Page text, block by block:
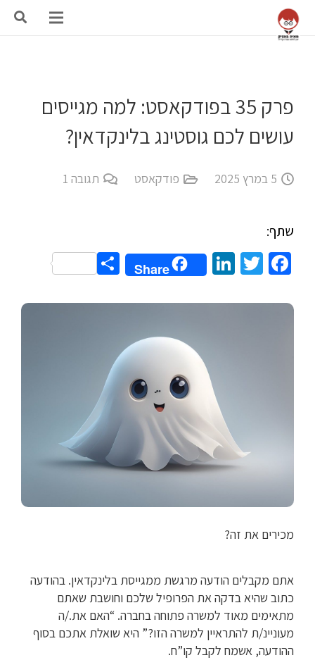
פרק 35 בפודקאסט: למה מגייסים
עושים לכם גוסטינג בלינקדאין?
5 במרץ 2025 פודקאסט תגובה
שתף:
Facebook
Twitter
LinkedIn
Share
Share
מכירים את זה?
אתם מקבלים הודעה מרגשת ממגייסת בלינקדאין. בהודעה
כתוב שהיא בדקה את הפרופיל שלכם וחושבת שאתם
מתאימים מאוד למשרה פתוחה בחברה. “האם את./ה
מעוניינ/ת להתראיין למשרה הזו?” היא שואלת אתכם בסוף
ההודעה, אשמח לקבל קו”ח.